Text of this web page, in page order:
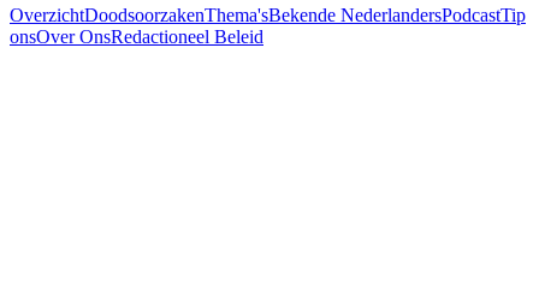
OverzichtDoodsoorzakenThema'sBekende NederlandersPodcastTip
onsOver OnsRedactioneel Beleid